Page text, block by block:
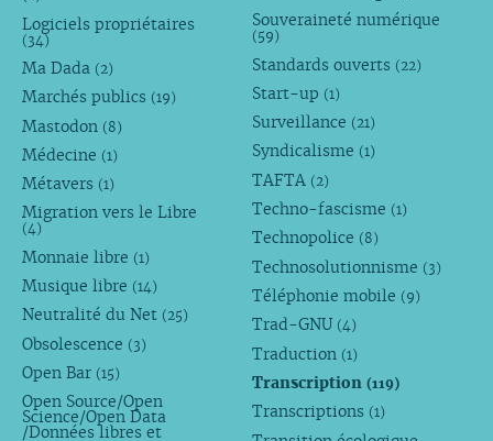
Logiciels propriétaires
(34)
Ma Dada (2)
Marchés publics (19)
Mastodon (8)
Médecine (1)
Métavers (1)
Migration vers le Libre
(4)
Monnaie libre (1)
Musique libre (14)
Neutralité du Net (25)
Obsolescence (3)
Open Bar (15)
Open Source/Open
Science/Open Data
/Données libres et
Souveraineté numérique
(59)
Standards ouverts (22)
Start-up (1)
Surveillance (21)
Syndicalisme (1)
TAFTA (2)
Techno-fascisme (1)
Technopolice (8)
Technosolutionnisme (3)
Téléphonie mobile (9)
Trad-GNU (4)
Traduction (1)
Transcription(119)
Transcriptions (1)